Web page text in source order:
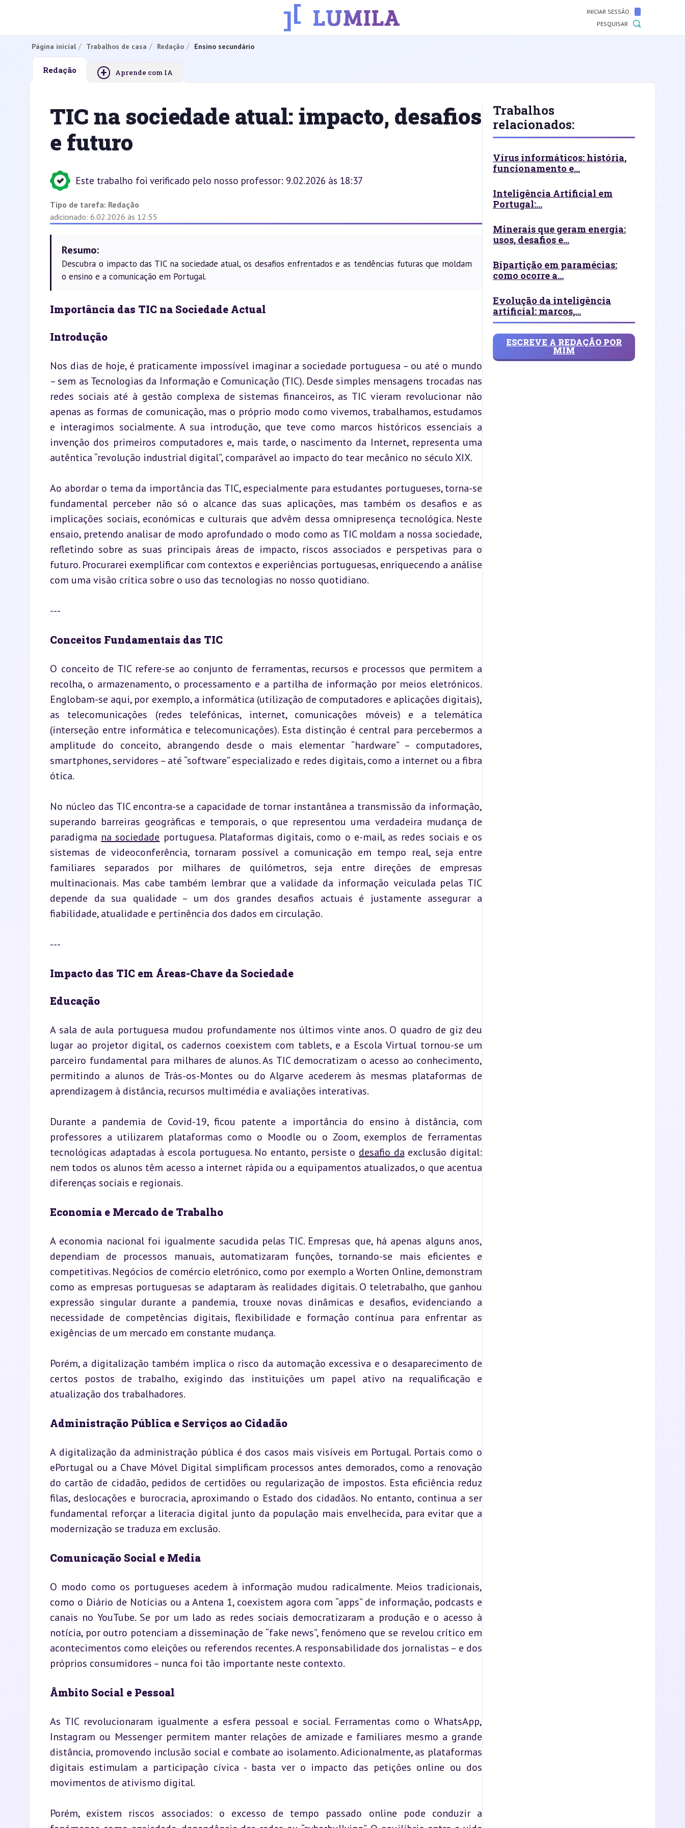
INICIAR SESSÃO
PESQUISAR
Página inicial Trabalhos de casa Redação Ensino secundário
Redação + Aprende com IA
TIC na sociedade atual: impacto, desafios
e futuro
Este trabalho foi verificado pelo nosso professor: 9.02.2026 às 18:37
Tipo de tarefa: Redação
adicionado: 6.02.2026 às 12:55
Resumo:
Descubra o impacto das TIC na sociedade atual, os desafios enfrentados e as tendências futuras que moldam
o ensino e a comunicação em Portugal.
Importância das TIC na Sociedade Actual
Introdução
Nos dias de hoje, é praticamente impossível imaginar a sociedade portuguesa – ou até o mundo
– sem as Tecnologias da Informação e Comunicação (TIC). Desde simples mensagens trocadas nas
redes sociais até à gestão complexa de sistemas financeiros, as TIC vieram revolucionar não
apenas as formas de comunicação, mas o próprio modo como vivemos, trabalhamos, estudamos
e interagimos socialmente. A sua introdução, que teve como marcos históricos essenciais a
invenção dos primeiros computadores e, mais tarde, o nascimento da Internet, representa uma
autêntica “revolução industrial digital”, comparável ao impacto do tear mecânico no século XIX.
Ao abordar o tema da importância das TIC, especialmente para estudantes portugueses, torna-se
fundamental perceber não só o alcance das suas aplicações, mas também os desafios e as
implicações sociais, económicas e culturais que advêm dessa omnipresença tecnológica. Neste
ensaio, pretendo analisar de modo aprofundado o modo como as TIC moldam a nossa sociedade,
refletindo sobre as suas principais áreas de impacto, riscos associados e perspetivas para o
futuro. Procurarei exemplificar com contextos e experiências portuguesas, enriquecendo a análise
com uma visão crítica sobre o uso das tecnologias no nosso quotidiano.
---
Conceitos Fundamentais das TIC
O conceito de TIC refere-se ao conjunto de ferramentas, recursos e processos que permitem a
recolha, o armazenamento, o processamento e a partilha de informação por meios eletrónicos.
Englobam-se aqui, por exemplo, a informática (utilização de computadores e aplicações digitais),
as telecomunicações (redes telefónicas, internet, comunicações móveis) e a telemática
(interseção entre informática e telecomunicações). Esta distinção é central para percebermos a
amplitude do conceito, abrangendo desde o mais elementar “hardware” – computadores,
smartphones, servidores – até “software” especializado e redes digitais, como a internet ou a fibra
ótica.
No núcleo das TIC encontra-se a capacidade de tornar instantânea a transmissão da informação,
superando barreiras geográficas e temporais, o que representou uma verdadeira mudança de
paradigma na sociedade portuguesa. Plataformas digitais, como o e-mail, as redes sociais e os
sistemas de videoconferência, tornaram possível a comunicação em tempo real, seja entre
familiares separados por milhares de quilómetros, seja entre direções de empresas
multinacionais. Mas cabe também lembrar que a validade da informação veiculada pelas TIC
depende da sua qualidade – um dos grandes desafios actuais é justamente assegurar a
fiabilidade, atualidade e pertinência dos dados em circulação.
---
Impacto das TIC em Áreas-Chave da Sociedade
Educação
A sala de aula portuguesa mudou profundamente nos últimos vinte anos. O quadro de giz deu
lugar ao projetor digital, os cadernos coexistem com tablets, e a Escola Virtual tornou-se um
parceiro fundamental para milhares de alunos. As TIC democratizam o acesso ao conhecimento,
permitindo a alunos de Trás-os-Montes ou do Algarve acederem às mesmas plataformas de
aprendizagem à distância, recursos multimédia e avaliações interativas.
Durante a pandemia de Covid-19, ficou patente a importância do ensino à distância, com
professores a utilizarem plataformas como o Moodle ou o Zoom, exemplos de ferramentas
tecnológicas adaptadas à escola portuguesa. No entanto, persiste o desafio da exclusão digital:
nem todos os alunos têm acesso a internet rápida ou a equipamentos atualizados, o que acentua
diferenças sociais e regionais.
Economia e Mercado de Trabalho
A economia nacional foi igualmente sacudida pelas TIC. Empresas que, há apenas alguns anos,
dependiam de processos manuais, automatizaram funções, tornando-se mais eficientes e
competitivas. Negócios de comércio eletrónico, como por exemplo a Worten Online, demonstram
como as empresas portuguesas se adaptaram às realidades digitais. O teletrabalho, que ganhou
expressão singular durante a pandemia, trouxe novas dinâmicas e desafios, evidenciando a
necessidade de competências digitais, flexibilidade e formação contínua para enfrentar as
exigências de um mercado em constante mudança.
Porém, a digitalização também implica o risco da automação excessiva e o desaparecimento de
certos postos de trabalho, exigindo das instituições um papel ativo na requalificação e
atualização dos trabalhadores.
Administração Pública e Serviços ao Cidadão
A digitalização da administração pública é dos casos mais visíveis em Portugal. Portais como o
ePortugal ou a Chave Móvel Digital simplificam processos antes demorados, como a renovação
do cartão de cidadão, pedidos de certidões ou regularização de impostos. Esta eficiência reduz
filas, deslocações e burocracia, aproximando o Estado dos cidadãos. No entanto, continua a ser
fundamental reforçar a literacia digital junto da população mais envelhecida, para evitar que a
modernização se traduza em exclusão.
Comunicação Social e Media
O modo como os portugueses acedem à informação mudou radicalmente. Meios tradicionais,
como o Diário de Notícias ou a Antena 1, coexistem agora com “apps” de informação, podcasts e
canais no YouTube. Se por um lado as redes sociais democratizaram a produção e o acesso à
notícia, por outro potenciam a disseminação de “fake news”, fenómeno que se revelou crítico em
acontecimentos como eleições ou referendos recentes. A responsabilidade dos jornalistas – e dos
próprios consumidores – nunca foi tão importante neste contexto.
Âmbito Social e Pessoal
As TIC revolucionaram igualmente a esfera pessoal e social. Ferramentas como o WhatsApp,
Instagram ou Messenger permitem manter relações de amizade e familiares mesmo a grande
distância, promovendo inclusão social e combate ao isolamento. Adicionalmente, as plataformas
digitais estimulam a participação cívica - basta ver o impacto das petições online ou dos
movimentos de ativismo digital.
Porém, existem riscos associados: o excesso de tempo passado online pode conduzir a
Trabalhos
relacionados:
Vírus informáticos: história,
funcionamento e...
Inteligência Artificial em
Portugal:...
Minerais que geram energia:
usos, desafios e...
Bipartição em paramécias:
como ocorre a...
Evolução da inteligência
artificial: marcos,...
ESCREVE A REDAÇÃO POR
MIM